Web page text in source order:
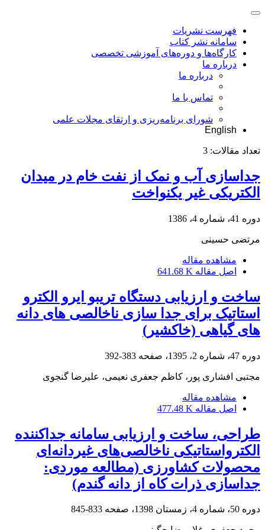
فهرست نشریات
سامانه نشر کتاب
کارگاه‌ها و دوره‌های آموزشی تخصصی
درباره ما
درباره ما
تماس با ما
شورای برنامه‌ریزی و ارتقای مجلات علمی
English
تعداد مقالات: 3
جداسازی آب و نمک از نفت خام در میدان
الکتریکی غیر یکنواخت
دوره 41، شماره 4، 1386
مرتضی حسینی
مشاهده مقاله
اصل مقاله 641.68 K
ساخت و ارزیابی دستگاه تریبو ایرو الکترو
استاتیک برای جدا سازی ناخالصی های دانه
های گیاهی (خاکشیر)
دوره 47، شماره 2، 1395، صفحه 383-392
مجتبی افشاری پور، کاظم جعفری نعیمی، علیرضا گنجوی
مشاهده مقاله
اصل مقاله 477.48 K
طراحی، ساخت و ارزیابی سامانه جداکننده
الکترواستاتیکی ناخالصی‌های غیردانه‌ای
محصولات کشاورزی (مطالعه موردی:
جداسازی ذرات کاه از دانه گندم)
دوره 50، شماره 4، زمستان 1398، صفحه 833-845